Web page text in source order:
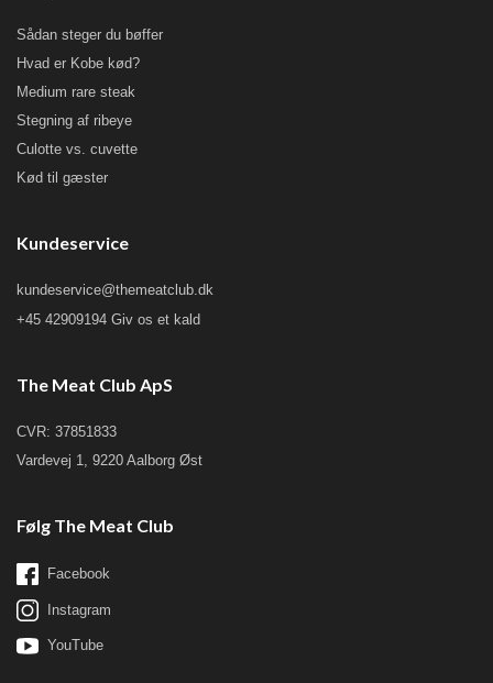
Sådan steger du bøffer
Hvad er Kobe kød?
Medium rare steak
Stegning af ribeye
Culotte vs. cuvette
Kød til gæster
Kundeservice
kundeservice@themeatclub.dk
+45 42909194 Giv os et kald
The Meat Club ApS
CVR: 37851833
Vardevej 1, 9220 Aalborg Øst
Følg The Meat Club
Facebook
Instagram
YouTube